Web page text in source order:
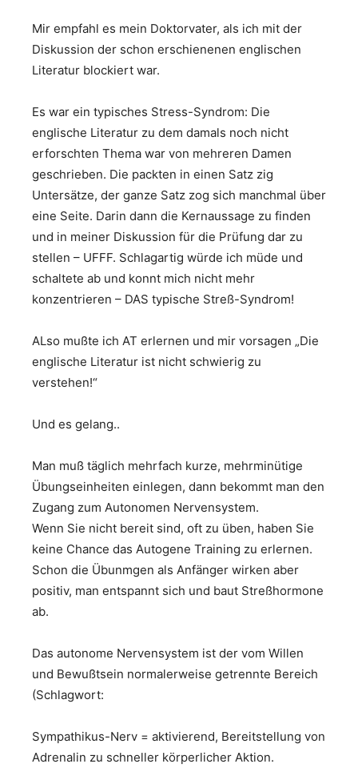
Mir empfahl es mein Doktorvater, als ich mit der
Diskussion der schon erschienenen englischen
Literatur blockiert war.
Es war ein typisches Stress-Syndrom: Die
englische Literatur zu dem damals noch nicht
erforschten Thema war von mehreren Damen
geschrieben. Die packten in einen Satz zig
Untersätze, der ganze Satz zog sich manchmal über
eine Seite. Darin dann die Kernaussage zu finden
und in meiner Diskussion für die Prüfung dar zu
stellen – UFFF. Schlagartig würde ich müde und
schaltete ab und konnt mich nicht mehr
konzentrieren – DAS typische Streß-Syndrom!
ALso mußte ich AT erlernen und mir vorsagen „Die
englische Literatur ist nicht schwierig zu
verstehen!“
Und es gelang..
Man muß täglich mehrfach kurze, mehrminütige
Übungseinheiten einlegen, dann bekommt man den
Zugang zum Autonomen Nervensystem.
Wenn Sie nicht bereit sind, oft zu üben, haben Sie
keine Chance das Autogene Training zu erlernen.
Schon die Übunmgen als Anfänger wirken aber
positiv, man entspannt sich und baut Streßhormone
ab.
Das autonome Nervensystem ist der vom Willen
und Bewußtsein normalerweise getrennte Bereich
(Schlagwort:
Sympathikus-Nerv = aktivierend, Bereitstellung von
Adrenalin zu schneller körperlicher Aktion.